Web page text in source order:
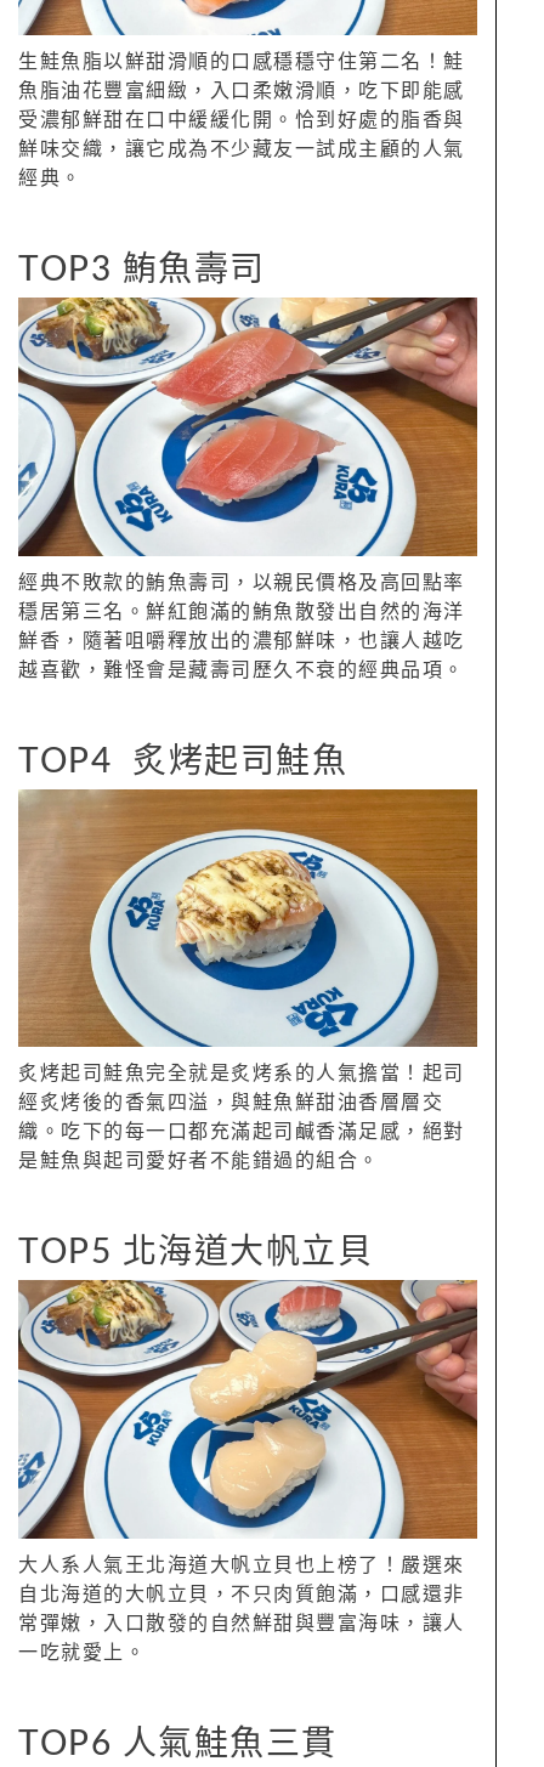
生鮭魚脂以鮮甜滑順的口感穩穩守住第二名！鮭
魚脂油花豐富細緻，入口柔嫩滑順，吃下即能感
受濃郁鮮甜在口中緩緩化開。恰到好處的脂香與
鮮味交織，讓它成為不少藏友一試成主顧的人氣
經典。
TOP3 鮪魚壽司
經典不敗款的鮪魚壽司，以親民價格及高回點率
穩居第三名。鮮紅飽滿的鮪魚散發出自然的海洋
鮮香，隨著咀嚼釋放出的濃郁鮮味，也讓人越吃
越喜歡，難怪會是藏壽司歷久不衰的經典品項。
TOP4 炙烤起司鮭魚
炙烤起司鮭魚完全就是炙烤系的人氣擔當！起司
經炙烤後的香氣四溢，與鮭魚鮮甜油香層層交
織。吃下的每一口都充滿起司鹹香滿足感，絕對
是鮭魚與起司愛好者不能錯過的組合。
TOP5 北海道大帆立貝
大人系人氣王北海道大帆立貝也上榜了！嚴選來
自北海道的大帆立貝，不只肉質飽滿，口感還非
常彈嫩，入口散發的自然鮮甜與豐富海味，讓人
一吃就愛上。
TOP6 人氣鮭魚三貫